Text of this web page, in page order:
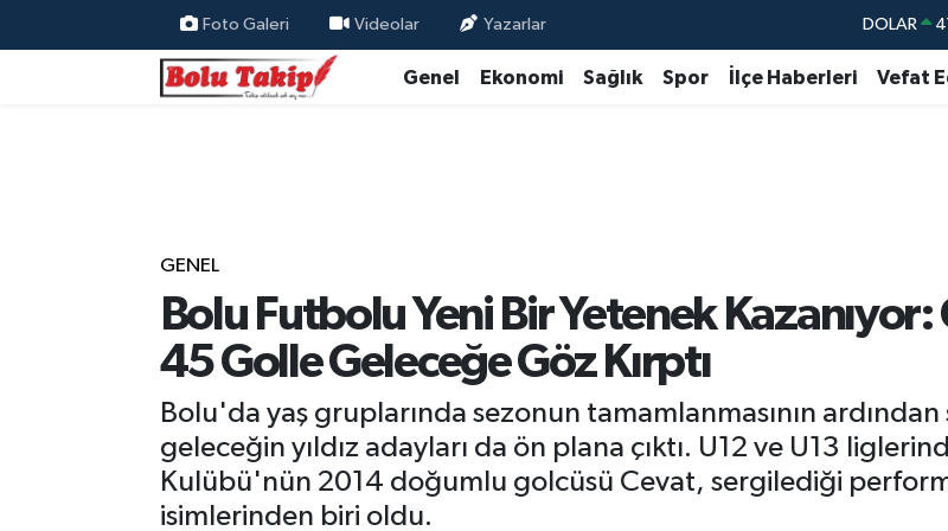
Foto Galeri Videolar Yazarlar DOLAR
EURO
Genel Ekonomi Sağlık Spor İlçe Haberleri Vefat
GENEL
Bolu Futbolu Yeni Bir Yetenek Kazanıyor:
45 Golle Geleceğe Göz Kırptı
Bolu'da yaş gruplarında sezonun tamamlanmasının
geleceğin yıldız adayları da ön plana çıktı. U12 ve U13
Kulübü'nün 2014 doğumlu golcüsü Cevat, sergilediği
isimlerinden biri oldu.